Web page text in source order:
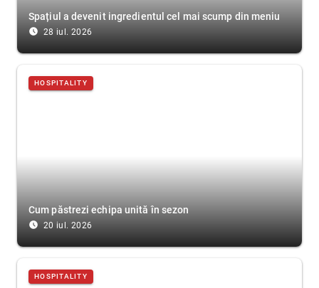
Spațiul a devenit ingredientul cel mai scump din meniu
access_time_filled 28 iul. 2026
HOSPITALITY
Cum păstrezi echipa unită în sezon
access_time_filled 20 iul. 2026
HOSPITALITY